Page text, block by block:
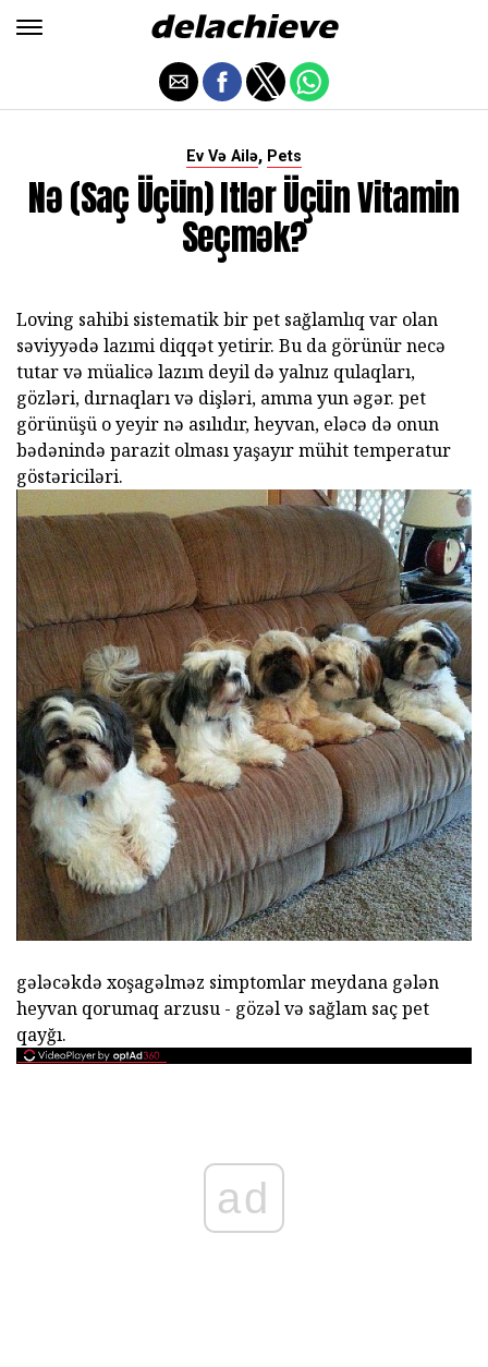
Ev Və Ailə, Pets
Nə (saç Üçün) Itlər Üçün Vitamin
Seçmək?
Loving sahibi sistematik bir pet sağlamlıq var olan
səviyyədə lazımi diqqət yetirir. Bu da görünür necə
tutar və müalicə lazım deyil də yalnız qulaqları,
gözləri, dırnaqları və dişləri, amma yun əgər. pet
görünüşü o yeyir nə asılıdır, heyvan, eləcə də onun
bədənində parazit olması yaşayır mühit temperatur
göstəriciləri.
gələcəkdə xoşagəlməz simptomlar meydana gələn
heyvan qorumaq arzusu - gözəl və sağlam saç pet
qayğı.
ad